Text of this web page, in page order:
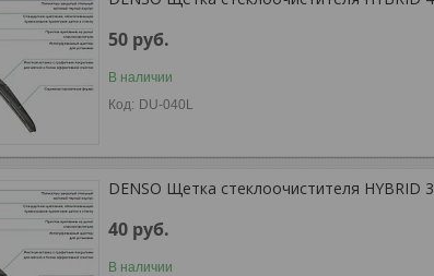
50 руб.
В наличии
DU-040L
DENSO Щетка стеклоочистителя HYBRID
40 руб.
В наличии